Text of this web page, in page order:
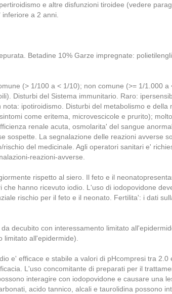
e altre disfunzioni tiroidee (vedere
a 2 anni.
Betadine 10% Garze impregnate:
(> 1/100 a < 1/10); non comune (>= 1/1.000
Disturbi del Sistema immunitario. Raro:
ipotiroidismo. Disturbi del metabolismo e
come eritema, microvescicole e prurito);
renale acuta, osmolarita' del sangue
La segnalazione delle reazioni avverse
del medicinale. Agli operatori sanitari e'
reazioni-avverse.
rispetto al siero. Il feto e il
hanno ricevuto iodio. L'uso di iodopovidone
rischio per il feto e il neonato. Fertilita': i dati
decubito con interessamento limitato
all'epidermide).
e' efficace e stabile a valori di pHcompresi tra
L'uso concomitante di preparati per il
interagire con iodopovidone e causare una
acido tannico, alcali e taurolidina possono